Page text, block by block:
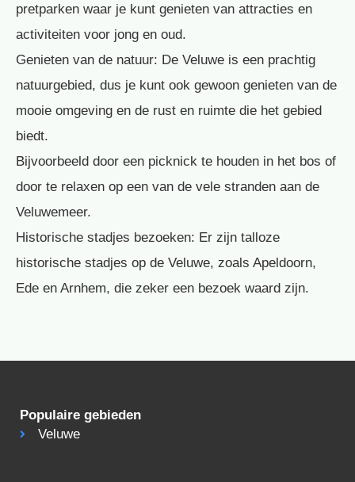
pretparken waar je kunt genieten van attracties en
activiteiten voor jong en oud.
Genieten van de natuur: De Veluwe is een prachtig
natuurgebied, dus je kunt ook gewoon genieten van de
mooie omgeving en de rust en ruimte die het gebied
biedt.
Bijvoorbeeld door een picknick te houden in het bos of
door te relaxen op een van de vele stranden aan de
Veluwemeer.
Historische stadjes bezoeken: Er zijn talloze
historische stadjes op de Veluwe, zoals Apeldoorn,
Ede en Arnhem, die zeker een bezoek waard zijn.
Populaire gebieden
Veluwe